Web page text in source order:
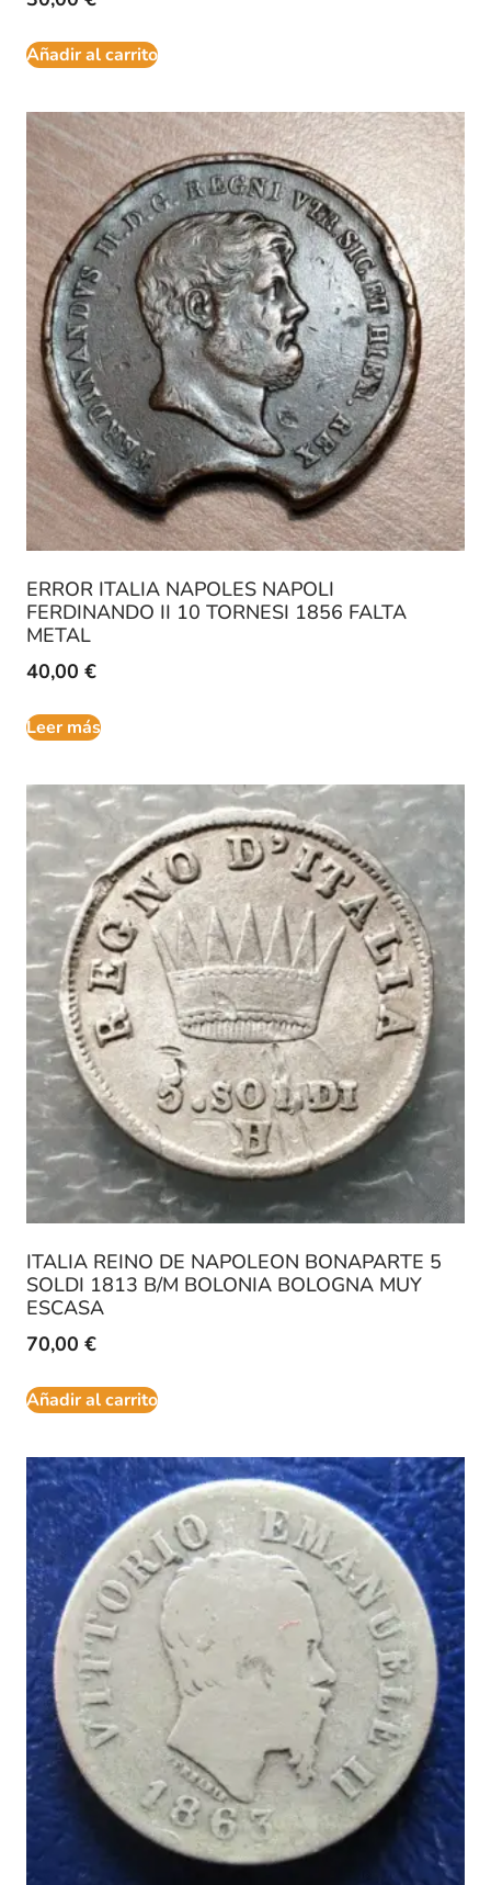
Añadir al carrito
ERROR ITALIA NAPOLES NAPOLI
FERDINANDO II 10 TORNESI 1856 FALTA
METAL
40,00 €
Leer más
ITALIA REINO DE NAPOLEON BONAPARTE 5
SOLDI 1813 B/M BOLONIA BOLOGNA MUY
ESCASA
70,00 €
Añadir al carrito